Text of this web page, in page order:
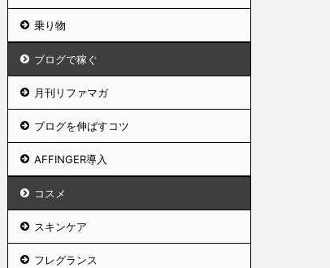
乗り物
ブログで稼ぐ
月刊リファマガ
ブログを伸ばすコツ
AFFINGER導入
コスメ
スキンケア
フレグランス